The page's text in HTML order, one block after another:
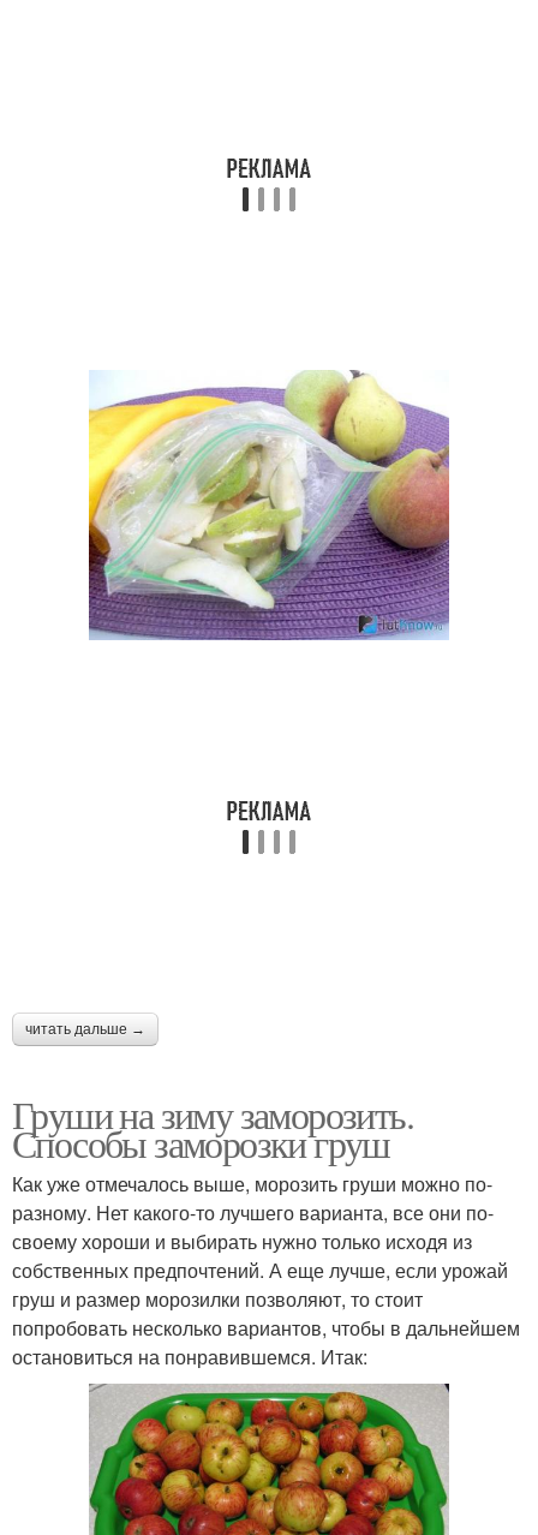
читать дальше →
Груши на зиму заморозить.
Способы заморозки груш
Как уже отмечалось выше, морозить груши можно по-
разному. Нет какого-то лучшего варианта, все они по-
своему хороши и выбирать нужно только исходя из
собственных предпочтений. А еще лучше, если урожай
груш и размер морозилки позволяют, то стоит
попробовать несколько вариантов, чтобы в дальнейшем
остановиться на понравившемся. Итак: